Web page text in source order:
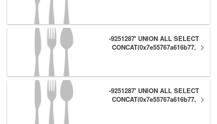
-9251287' UNION ALL SELECT
CONCAT(0x7e55767a616b77,
-9251287' UNION ALL SELECT
CONCAT(0x7e55767a616b77,